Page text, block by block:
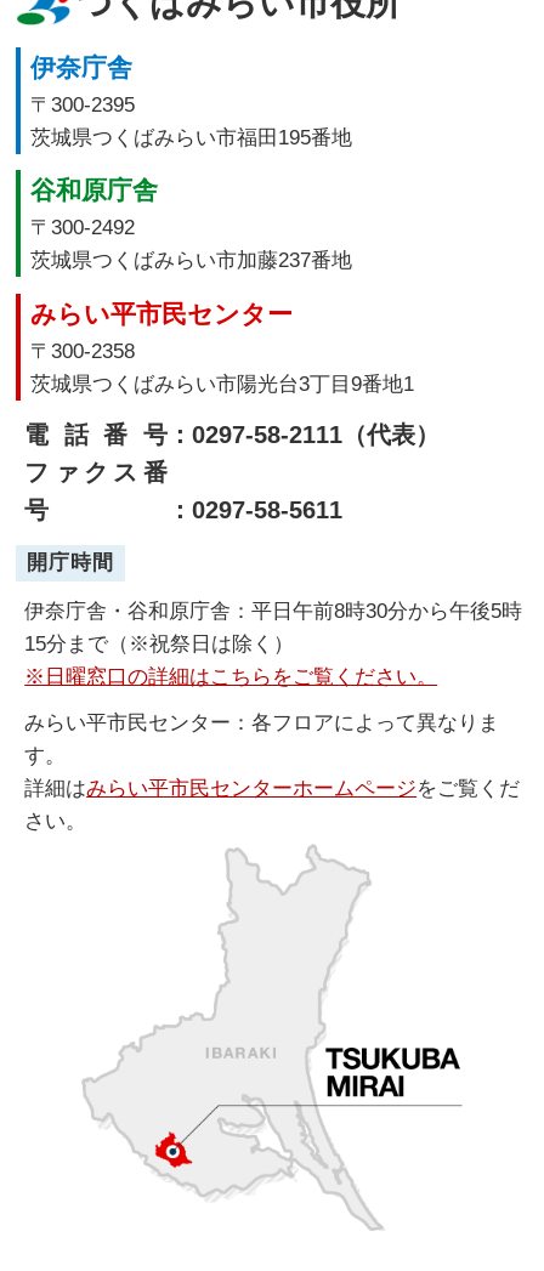
伊奈庁舎
〒300-2395
茨城県つくばみらい市福田195番地
谷和原庁舎
〒300-2492
茨城県つくばみらい市加藤237番地
みらい平市民センター
〒300-2358
茨城県つくばみらい市陽光台3丁目9番地1
電話番号：0297-58-2111（代表）
ファクス番
号
：0297-58-5611
開庁時間
伊奈庁舎・谷和原庁舎：平日午前8時30分から午後5時
15分まで（※祝祭日は除く）
※日曜窓口の詳細はこちらをご覧ください。
みらい平市民センター：各フロアによって異なりま
す。
詳細はみらい平市民センターホームページをご覧くだ
さい。